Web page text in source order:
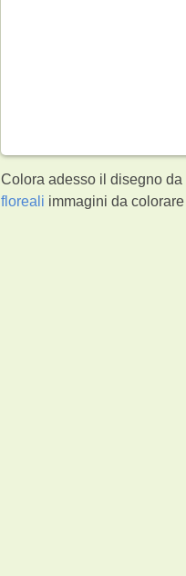
Colora adesso il disegno
floreali immagini da